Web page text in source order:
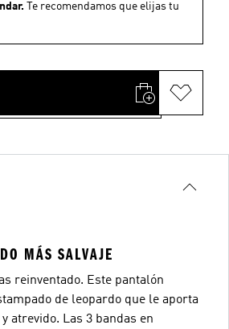
Te recomendamos que elijas tu
MÁS SALVAJE
reinventado. Este pantalón
de leopardo que le aporta
atrevido. Las 3 bandas en